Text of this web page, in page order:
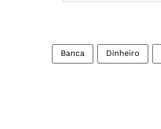
Banca Dinheiro